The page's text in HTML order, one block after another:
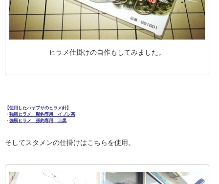
ヒラメ仕掛けの自作もしてみました。
【使用したハヤブサのヒラメ針】
・ 強靱ヒラメ 親鈎専用 イブシ茶
・ 強靱ヒラメ 孫鈎専用 上黒
そしてスタメンの仕掛けはこちらを使用。